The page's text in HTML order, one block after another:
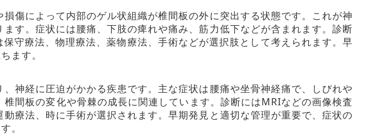
傷によって内部のゲル状組織が椎間板の外に突出する状態です。これが神
す。症状には腰痛、下肢の痺れや痛み、筋力低下などが含まれます。診断
守療法、物理療法、薬物療法、手術などが選択肢として考えられます。早
ます。
神経に圧迫がかかる疾患です。主な症状は腰痛や坐骨神経痛で、しびれや
間板の変化や骨棘の成長に関連しています。診断にはMRIなどの画像検査
療法、時に手術が選択されます。早期発見と適切な管理が重要で、症状の
。